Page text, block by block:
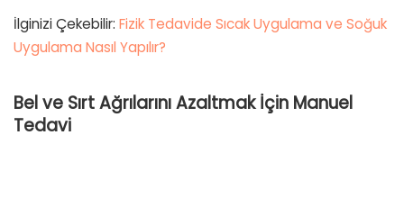
İlginizi Çekebilir: Fizik Tedavide Sıcak Uygulama ve Soğuk
Uygulama Nasıl Yapılır?
Bel ve Sırt Ağrılarını Azaltmak İçin Manuel
Tedavi